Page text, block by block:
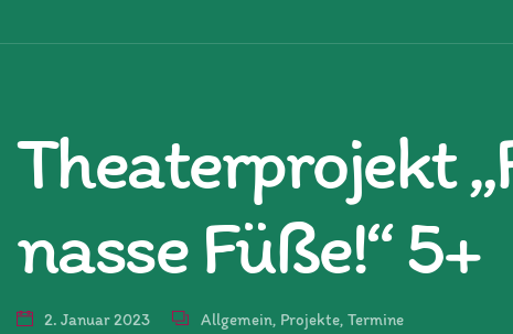
Theaterprojekt
nasse Füße!“ 5+
2. Januar 2023 Allgemein, Projekte, Termine